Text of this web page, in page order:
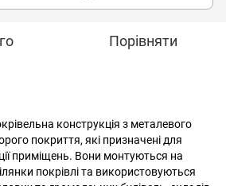
Порівняти
конструкція з металевого
покриття, які призначені для
приміщень. Вони монтуються на
покрівлі та використовуються